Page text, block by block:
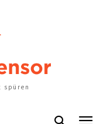
spüren